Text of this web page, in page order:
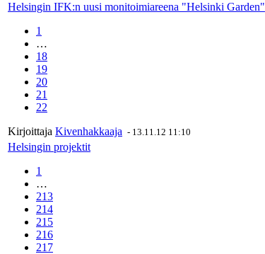
Helsingin IFK:n uusi monitoimiareena "Helsinki Garden"
1
…
18
19
20
21
22
Kirjoittaja Kivenhakkaaja - 13.11.12 11:10
Helsingin projektit
1
…
213
214
215
216
217